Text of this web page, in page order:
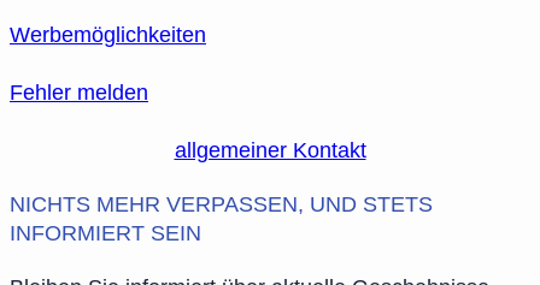
Werbemöglichkeiten
Fehler melden
allgemeiner Kontakt
NICHTS MEHR VERPASSEN, UND STETS
INFORMIERT SEIN